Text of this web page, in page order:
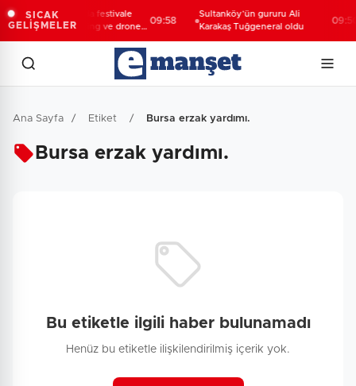
SICAK
GELİŞMELER
Konya Taş Bina'da festivale
özel video mapping ve drone
09:58
Sultanköy’ün gururu Ali
Karakaş Tuğgeneral oldu
09:50
Ana Sayfa / Etiket / Bursa erzak yardımı.
Bursa erzak yardımı.
Bu etiketle ilgili haber bulunamadı
Henüz bu etiketle ilişkilendirilmiş içerik yok.